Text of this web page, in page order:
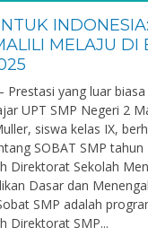
MELAJU DI
Prestasi yang luar
UPT SMP Negeri 2
siswa kelas IX,
SOBAT SMP tahun
Direktorat Sekolah
Dasar dan
SMP adalah
Direktorat SMP...